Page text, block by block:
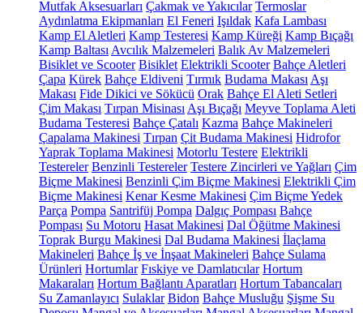
Mutfak Aksesuarları Çakmak ve Yakıcılar Termoslar
Aydınlatma Ekipmanları El Feneri Işıldak Kafa Lambası
Kamp El Aletleri Kamp Testeresi Kamp Küreği Kamp Bıçağı
Kamp Baltası Avcılık Malzemeleri Balık Av Malzemeleri
Bisiklet ve Scooter Bisiklet Elektrikli Scooter Bahçe Aletleri
Çapa Kürek Bahçe Eldiveni Tırmık Budama Makası Aşı
Makası Fide Dikici ve Sökücü Orak Bahçe El Aleti Setleri
Çim Makası Tırpan Misinası Aşı Bıçağı Meyve Toplama Aleti
Budama Testeresi Bahçe Çatalı Kazma Bahçe Makineleri
Çapalama Makinesi Tırpan Çit Budama Makinesi Hidrofor
Yaprak Toplama Makinesi Motorlu Testere Elektrikli
Testereler Benzinli Testereler Testere Zincirleri ve Yağları Çim
Biçme Makinesi Benzinli Çim Biçme Makinesi Elektrikli Çim
Biçme Makinesi Kenar Kesme Makinesi Çim Biçme Yedek
Parça Pompa Santrifüj Pompa Dalgıç Pompası Bahçe
Pompası Su Motoru Hasat Makinesi Dal Öğütme Makinesi
Toprak Burgu Makinesi Dal Budama Makinesi İlaçlama
Makineleri Bahçe İş ve İnşaat Makineleri Bahçe Sulama
Ürünleri Hortumlar Fıskiye ve Damlatıcılar Hortum
Makaraları Hortum Bağlantı Aparatları Hortum Tabancaları
Su Zamanlayıcı Sulaklar Bidon Bahçe Musluğu Şişme Su